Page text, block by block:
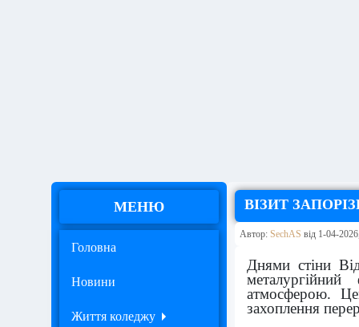
МЕНЮ
Головна
Новини
Життя коледжу
ВІЗИТ
Автор: SechAS від 1-04-
Днями стіни
атмосферою.
захоплення